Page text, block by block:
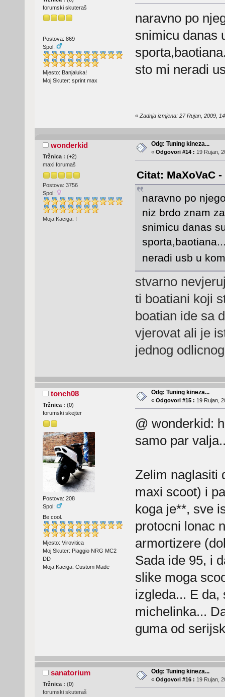
forumski skuteraš
Postova: 869
Spol:
Mjesto: Banjaluka!
Moj Skuter: sprint max
naravno po
snimicu danas
sto mi neradi
« Zadnja izmjena: 27 Rujan, 2009,
wonderkid
Tržnica : (+2)
maxi forumaš
Postova: 3756
Spol:
Moja Kaciga: !
Odg: Tuning kineza...
« Odgovori #14 : 19 Rujan,
Citat: MaXoVaC
naravno po
niz brdo znam
snimicu danas
neradi usb u
stvarno
ti boatiani koji
boatian ide sa
vjerovat ali je
jednog
tonch08
Tržnica : (0)
forumski skejter
Postova: 208
Spol:
Be cool.
Mjesto: Virovitica
Moj Skuter: Piaggio NRG MC2
DD
Moja Kaciga: Custom Made
Odg: Tuning kineza...
« Odgovori #15 : 19 Rujan,
@ wonderkid:
samo par
Zelim naglasiti
maxi scoot) i
koga je**, sve
protocni lonac
armortizere
Sada ide 95, i
slike moga
izgleda... E da,
michelinka...
guma od
sanatorium
Tržnica : (0)
forumski skuteraš
Odg: Tuning kineza...
« Odgovori #16 : 19 Rujan,